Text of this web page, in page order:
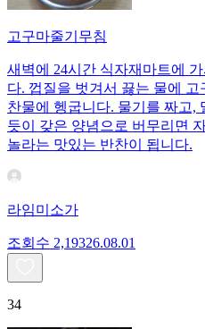
고구마줄기무침
새벽에 24시간 식자재마트에
다. 껍질을 벗겨서 끓는 물에
찬물에 헹굽니다. 물기를 짜고,
듯이 갖은 양념으로 버무리면
놀라는 맛있는 반찬이 됩니다.
라임미소가
조회수 2,19326.08.01
34